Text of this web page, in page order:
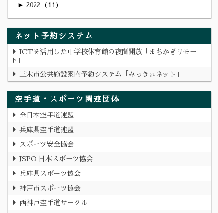
► 2022 11
ネット予約システム
ICTを活用した中学校体育館の夜間開放「まちかぎリモー
ト」
三木市公共施設案内予約システム「みっきぃネット」
空手道・スポーツ関連団体
全日本空手道連盟
兵庫県空手道連盟
スポーツ安全協会
JSPO 日本スポーツ協会
兵庫県スポーツ協会
神戸市スポーツ協会
西神戸空手道サークル